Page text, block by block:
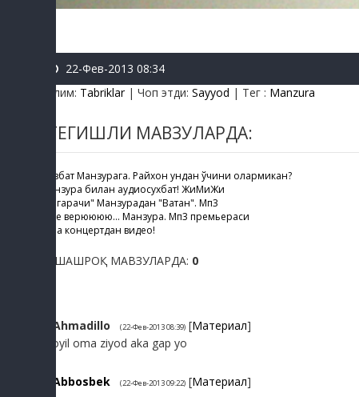
22-Фев-2013 08:34
Бўлим: Tabriklar| Чоп этди: Sayyod | Тег : Manzura
ТЕГИШЛИ МАВЗУЛАРДА:
Навбат Манзурага. Райхон ундан ўчини олармикан?
Манзура билан аудиосухбат! ЖиМиЖи
"Чегарачи" Манзурадан "Ватан". Мп3
Я не верюююю... Манзура. Мп3 премьераси
Гала концертдан видео!
ЎХШАШРОҚ МАВЗУЛАРДА: 0
Ahmadillo (22-Фев-2013 08:39) [Материал]
Qoyil oma ziyod aka gap yo
Abbosbek (22-Фев-2013 09:22) [Материал]